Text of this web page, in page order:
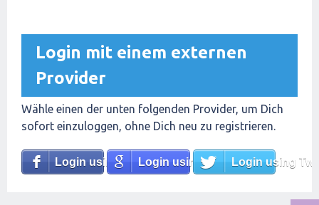
Login mit einem externen
Provider
Wähle einen der unten folgenden Provider, um Dich
sofort einzuloggen, ohne Dich neu zu registrieren.
Login using FacebookLogin using GoogleLogin using